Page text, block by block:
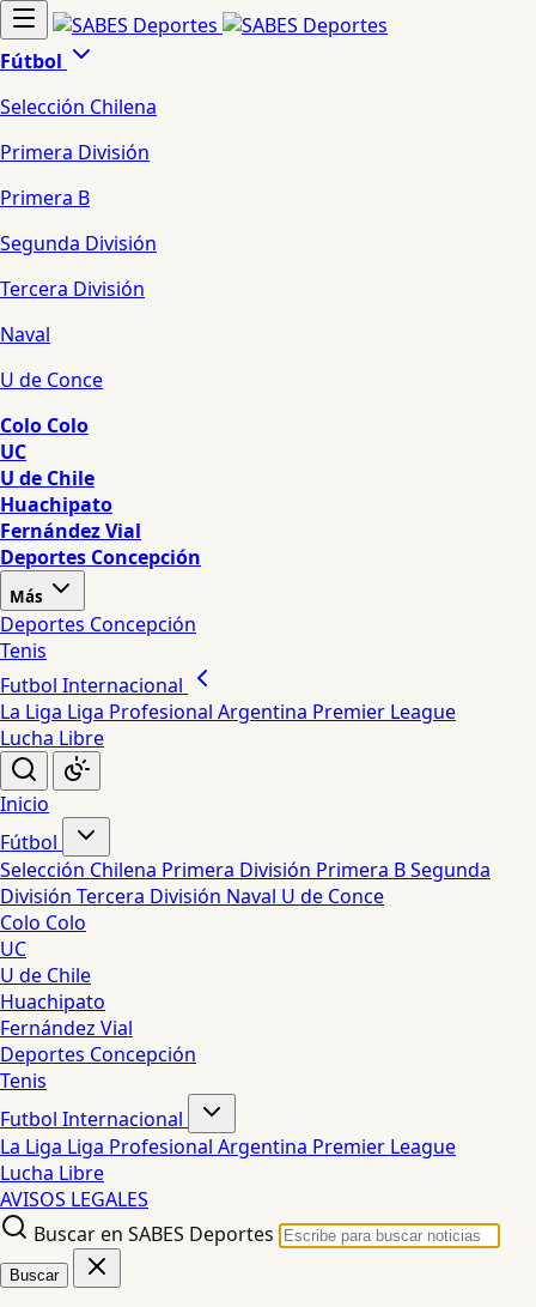
Fútbol
Selección Chilena
Primera División
Primera B
Segunda División
Tercera División
Naval
U de Conce
Colo Colo
UC
U de Chile
Huachipato
Fernández Vial
Deportes Concepción
Más
Deportes Concepción
Tenis
Futbol Internacional
La Liga Liga Profesional Argentina Premier League
Lucha Libre
Inicio
Fútbol
Selección Chilena Primera División Primera BSegunda
División Tercera División Naval U de Conce
Colo Colo
UC
U de Chile
Huachipato
Fernández Vial
Deportes Concepción
Tenis
Futbol Internacional
La Liga Liga Profesional Argentina Premier League
Lucha Libre
AVISOS LEGALES
Buscar en SABES Deportes
Buscar